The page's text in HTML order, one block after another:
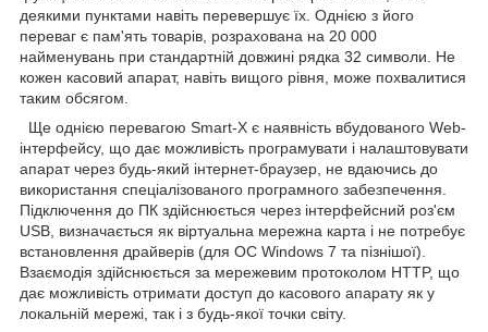
деякими пунктами навіть перевершує їх. Однією з його
переваг є пам'ять товарів, розрахована на 20 000
найменувань при стандартній довжині рядка 32 символи. Не
кожен касовий апарат, навіть вищого рівня, може похвалитися
таким обсягом.
Ще однією перевагою Smart-X є наявність вбудованого Web-
інтерфейсу, що дає можливість програмувати і налаштовувати
апарат через будь-який інтернет-браузер, не вдаючись до
використання спеціалізованого програмного забезпечення.
Підключення до ПК здійснюється через інтерфейсний роз'єм
USB, визначається як віртуальна мережна карта і не потребує
встановлення драйверів (для ОС Windows 7 та пізнішої).
Взаємодія здійснюється за мережевим протоколом HTTP, що
дає можливість отримати доступ до касового апарату як у
локальній мережі, так і з будь-якої точки світу.